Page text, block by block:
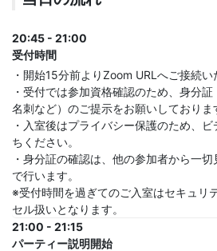
20:45 - 21:00
受付時間
・開始15分前よりZoom URLへご接続い
・受付では参加資格確認のため、身分
名刺など）のご提示をお願いしておりま
・入室後はプライバシー保護のため、
ちください。
・身分証の確認は、他の参加者から一切
で行います。
※受付時間を過ぎてのご入室はセキュリ
セル扱いとなります。
21:00 - 21:15
パーティー説明開始